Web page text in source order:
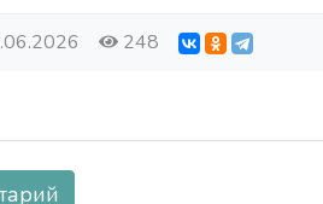
248